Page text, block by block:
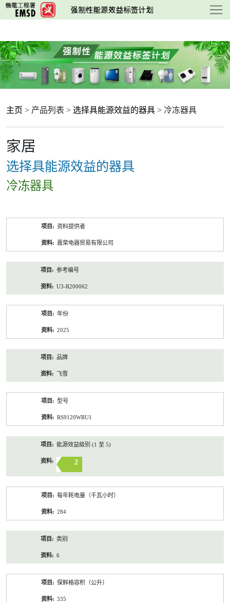
跳
至
要
内
容
主页 > 产品列表 > 选择具能源效益的器具 > 冷冻器具
家居
选择具能源效益的器具
冷冻器具
资料提供者
嘉荣电器贸易有限公司
参考编号
U3-R200062
年份
2025
品牌
飞雪
型号
RS9120WRU1
能源效益級別 (1 至 5)
2
每年耗电量（千瓦小时）
284
类别
6
保鲜格容积（公升）
335